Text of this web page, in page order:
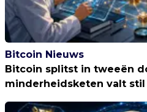
Bitcoin Nieuws
Bitcoin splitst in tweeën
minderheidsketen valt stil